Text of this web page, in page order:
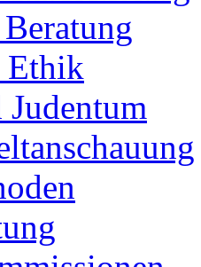
Ethik